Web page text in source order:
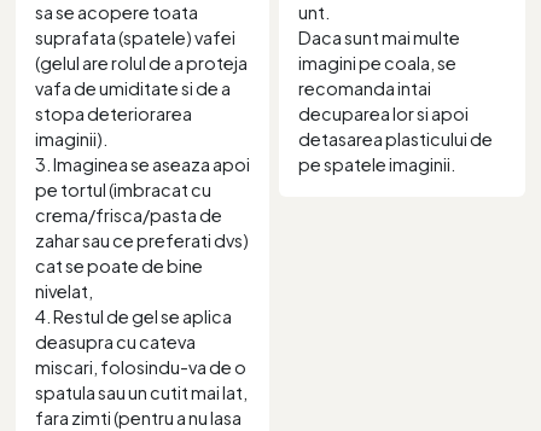
sa se acopere toata
suprafata (spatele) vafei
(gelul are rolul de a proteja
vafa de umiditate si de a
stopa deteriorarea
imaginii).
3. Imaginea se aseaza apoi
pe tortul (imbracat cu
crema/frisca/pasta de
zahar sau ce preferati dvs)
cat se poate de bine
nivelat,
4. Restul de gel se aplica
deasupra cu cateva
miscari, folosindu-va de o
spatula sau un cutit mai lat,
fara zimti (pentru a nu lasa
unt.
Daca sunt mai multe
imagini pe coala, se
recomanda intai
decuparea lor si apoi
detasarea plasticului de
pe spatele imaginii.